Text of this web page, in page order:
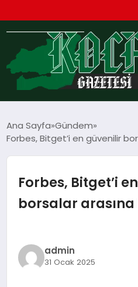
TEKNOLOJI
EKONOMI
SPOR
SIYASET
Ana Sayfa Gündem
Forbes, Bitget’i en güvenilir
Forbes, Bitget’i
borsalar
admin
31 Ocak 2025